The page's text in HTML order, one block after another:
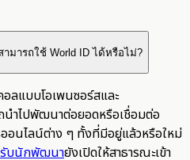
มารถใช้ World ID ได้หรือไม่?
ลแบบโอเพนซอร์สและ
ำไปพัฒนาต่อยอดหรือเชื่อมต่อ
อนไลน์ต่าง ๆ ทั้งที่มีอยู่แล้วหรือใหม่
รับนักพัฒนายังเปิดให้สาธารณะเข้า